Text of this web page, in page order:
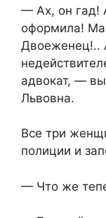
​— Ах, он гад!
оформила!
Двоеженец!..
адвокат, —
Львовна.​
​Все три
полиции и
​— Что же